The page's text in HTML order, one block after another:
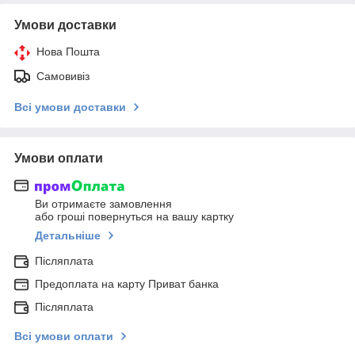
Умови доставки
Нова Пошта
Самовивіз
Всі умови доставки
Умови оплати
Ви отримаєте замовлення
або гроші повернуться на вашу картку
Детальніше
Післяплата
Предоплата на карту Приват банка
Післяплата
Всі умови оплати